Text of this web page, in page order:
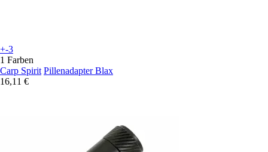
+-3
1 Farben
Carp Spirit Pillenadapter Blax
16,11 €